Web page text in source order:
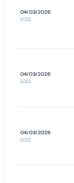
04/03/2026
10:21
04/03/2026
10:21
04/03/2026
10:21